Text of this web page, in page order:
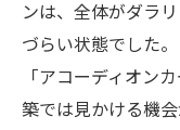
ンは、全体がダラ
づらい状態でした。
「アコーディオン
築では見かける機